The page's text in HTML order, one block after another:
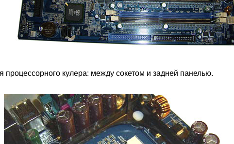
кулера: между сокетом и задней панелью.